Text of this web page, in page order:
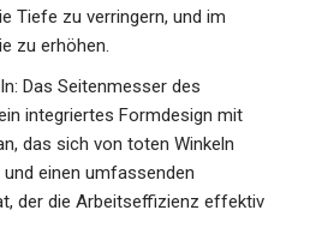
Tiefe zu verringern, und im
zu erhöhen.
Das Seitenmesser des
integriertes Formdesign mit
das sich von toten Winkeln
einen umfassenden
der die Arbeitseffizienz effektiv